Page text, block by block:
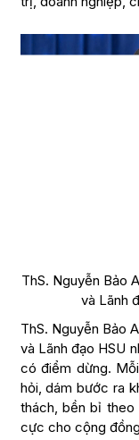
ThS. Nguyễn Bảo
và Lãnh
ThS. Nguyễn Bảo
và Lãnh đạo HSU
có điểm dừng.
hỏi, dám bước ra
thách, bền bỉ
cực cho cộng